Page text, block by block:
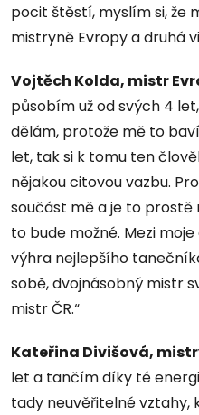
pocit štěstí, myslím si, že
mistryně Evropy a druhá
Vojtěch Kolda, mistr
působím už od svých 4
dělám, protože mě to
let, tak si k tomu ten
nějakou citovou vazbu.
součást mě a je to prostě
to bude možné. Mezi
výhra nejlepšího
sobě, dvojnásobný mistr
mistr ČR.“
Kateřina Divišová,
let a tančím díky té
tady neuvěřitelné vztahy,